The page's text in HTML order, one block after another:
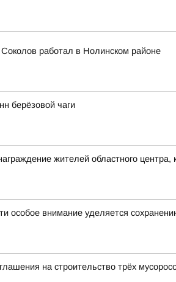
работал в Нолинском районе
берёзовой чаги
жителей областного центра,
особое внимание уделяется
на строительство трёх